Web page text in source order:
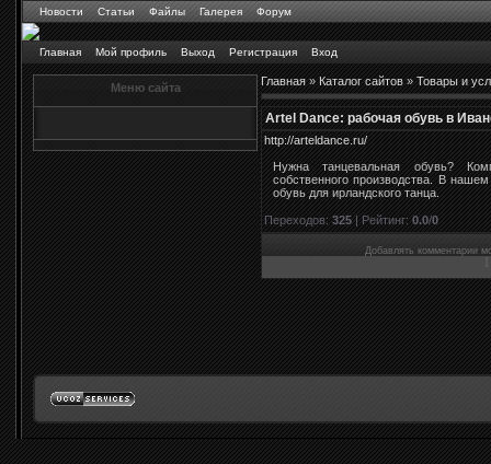
Новости Статьи Файлы Галерея Форум
Главная Мой профиль Выход Регистрация Вход
Меню сайта Главная»Каталог сайтов»Товары и
Artel Dance: рабочая обувь в
http://arteldance.ru/
Нужна танцевальная обувь?
собственного производства. В
обувь для ирландского танца.
Переходов:325|Рейтинг:0.0/0
Добавлять комментарии